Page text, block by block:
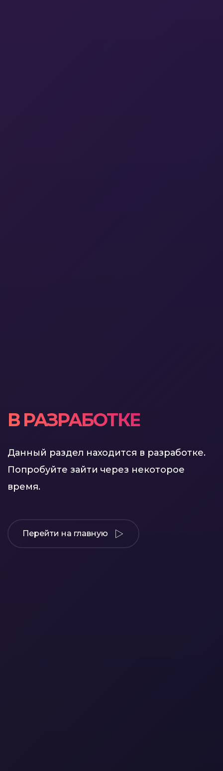
В РАЗРАБОТКЕ
Данный раздел находится в разработке.
Попробуйте зайти через некоторое
время.
Перейти на главную